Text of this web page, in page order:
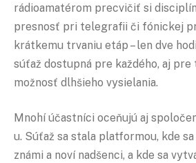
rádioamatérom precvičiť si
presnosť pri telegrafii či fónickej
krátkemu trvaniu etáp – len dve
súťaž dostupná pre každého, aj
možnosť dlhšieho vysielania.
Mnohí účastníci oceňujú aj
u. Súťaž sa stala platformou, kde
známi a noví nadšenci, a kde sa